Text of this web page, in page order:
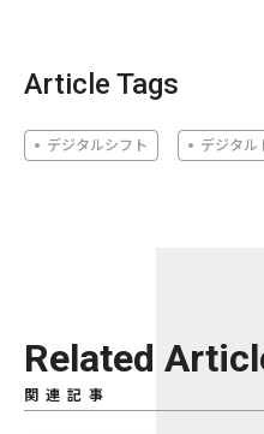
Article Tags
デジタルシフト デジタル
Related
関連記事